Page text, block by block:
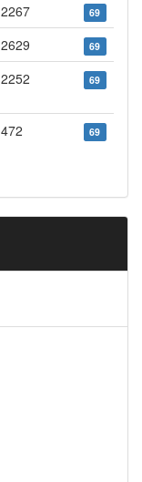
2267 69
2629 69
2252 69
472 69